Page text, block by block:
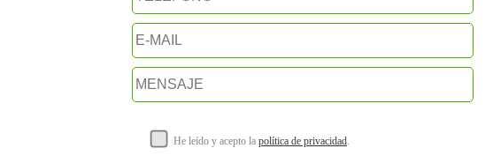
He leído y acepto la política de privacidad.